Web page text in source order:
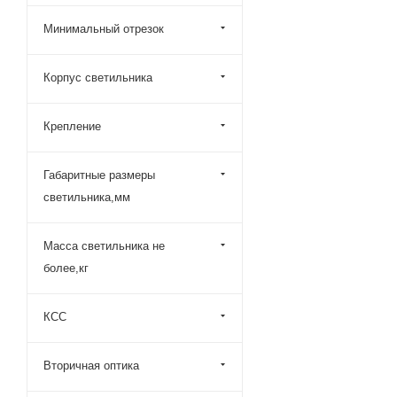
Минимальный отрезок
Корпус светильника
Крепление
Габаритные размеры
светильника,мм
Масса светильника не
более,кг
КСС
Вторичная оптика